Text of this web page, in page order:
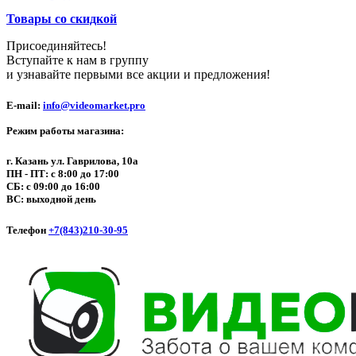
Товары со скидкой
Присоединяйтесь!
Вступайте к нам в группу
и узнавайте первыми все акции и предложения!
E-mail: info@videomarket.pro
Режим работы магазина:
г. Казань ул. Гаврилова, 10а
ПН - ПТ: с 8:00 до 17:00
СБ: с 09:00 до 16:00
ВС: выходной день
Телефон +7(843)210-30-95